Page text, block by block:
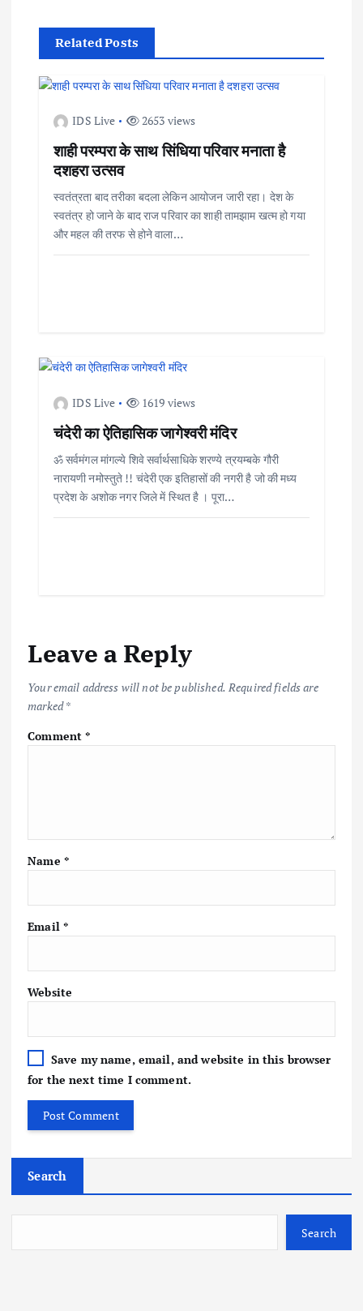
n
a
v
n
Related Posts
IDS Live 2653 views
शाही परम्परा के साथ सिंधिया परिवार मनाता है
दशहरा उत्सव
स्वतंत्रता बाद तरीका बदला लेकिन आयोजन जारी रहा। देश के
स्वतंत्र हो जाने के बाद राज परिवार का शाही तामझाम खत्म हो गया
और महल की तरफ से होने वाला…
IDS Live 1619 views
चंदेरी का ऐतिहासिक जागेश्वरी मंदिर
ॐ सर्वमंगल मांगल्ये शिवे सर्वार्थसाधिके शरण्ये त्रयम्बके गौरी
नारायणी नमोस्तुते !! चंदेरी एक इतिहासों की नगरी है जो की मध्य
प्रदेश के अशोक नगर जिले में स्थित है । पूरा…
Leave a Reply
Your email address will not be published. Required fields are
marked*
Comment*
Name *
Email *
Website
Save my name, email, and website in this browser
for the next time I comment.
Search
Search